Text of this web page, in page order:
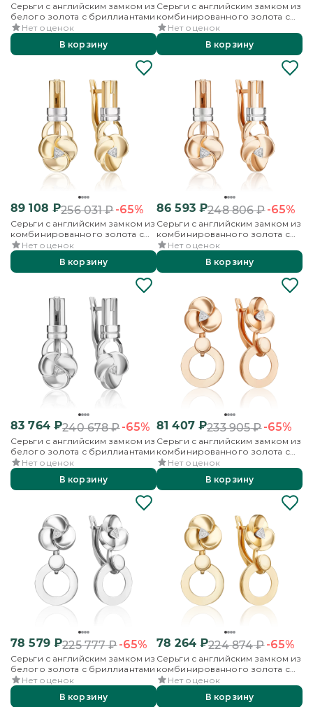
Серьги с английским замком из
белого золота с бриллиантами
Нет оценок
В корзину
Серьги с английским замком из
комбинированного золота с
бриллиантами
Нет оценок
В корзину
89 108 ₽256 031₽-65%
Серьги с английским замком из
комбинированного золота с
бриллиантами
Нет оценок
В корзину
86 593₽248 806₽-65%
Серьги с английским замком из
комбинированного золота с
бриллиантами
Нет оценок
В корзину
83 764₽240 678₽-65%
Серьги с английским замком из
белого золота с бриллиантами
Нет оценок
В корзину
81 407₽233 905₽-65%
Серьги с английским замком из
комбинированного золота с
бриллиантами
Нет оценок
В корзину
78 579₽225 777₽-65%
Серьги с английским замком из
белого золота с бриллиантами
Нет оценок
В корзину
78 264₽224 874₽-65%
Серьги с английским замком из
комбинированного золота с
бриллиантами
Нет оценок
В корзину